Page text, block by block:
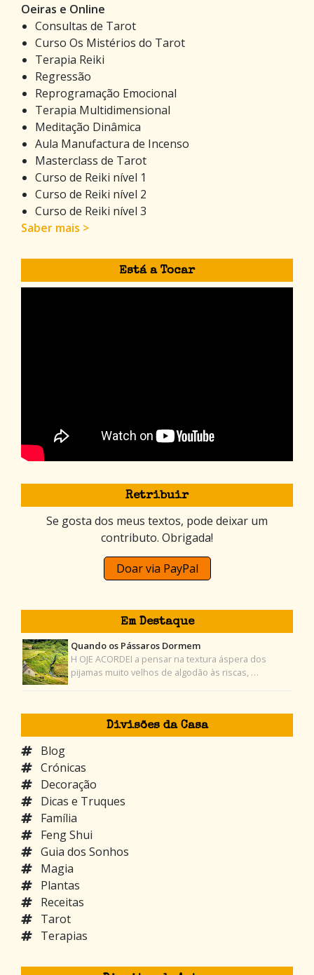
Oeiras e Online
Consultas de Tarot
Curso Os Mistérios do Tarot
Terapia Reiki
Regressão
Reprogramação Emocional
Terapia Multidimensional
Meditação Dinâmica
Aula Manufactura de Incenso
Masterclass de Tarot
Curso de Reiki nível 1
Curso de Reiki nível 2
Curso de Reiki nível 3
Saber mais >
Está a Tocar
Retribuir
Se gosta dos meus textos, pode deixar um
contributo. Obrigada!
Doar via PayPal
Em Destaque
Quando os Pássaros Dormem
H OJE ACORDEI a pensar na textura áspera dos
pijamas muito velhos de algodão às riscas, …
Divisões da Casa
Blog
Crónicas
Decoração
Dicas e Truques
Família
Feng Shui
Guia dos Sonhos
Magia
Plantas
Receitas
Tarot
Terapias